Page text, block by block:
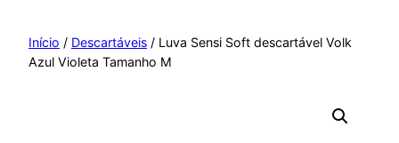
paraInício / Descartáveis / Luva Sensi Soft descartável Volk
Azul Violeta Tamanho M